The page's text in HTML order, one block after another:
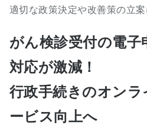
適切な政策決定や改善策の立案
がん検診受付の電子
対応が激減！
行政手続きのオン
ービス向上へ